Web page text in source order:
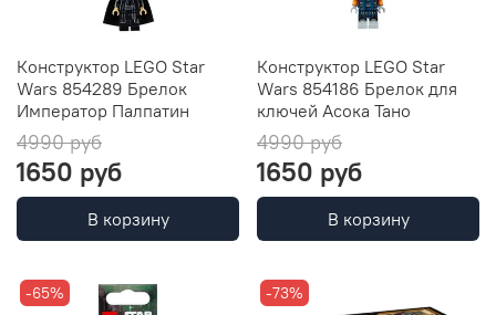
Конструктор LEGO Star
Wars 854289 Брелок
Император Палпатин
4990 руб
1650 руб
В корзину
Конструктор LEGO Star
Wars 854186 Брелок для
ключей Асока Тано
4990 руб
1650 руб
В корзину
-65% -73%